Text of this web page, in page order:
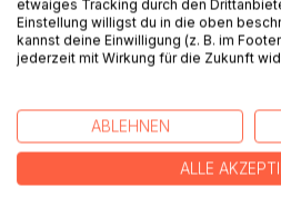
freudlosen Dasein 'buchstäblich'
beginnt, die Nachrichten zu
hinter den Kulissen des Verlags.
falsches Spiel unter neuen
ein Todesfall sein Treiben in neue
sein Verhängnis.
etwaiges Tracking durch den
Einstellung willigst du in die oben
kannst deine Einwilligung (z. B. im
jederzeit mit Wirkung für die Zukunft
ABLEHNEN
ALLE